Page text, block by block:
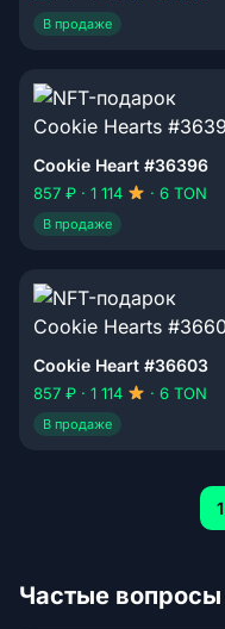
В продаже
Cookie Heart #36396
857 ₽ · 1 114 · 6 TON
В продаже
Cookie Heart #36603
857 ₽ · 1 114 · 6 TON
В продаже
1
Частые вопросы